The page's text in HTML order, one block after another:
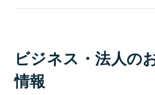
ビジネス・法人の
情報